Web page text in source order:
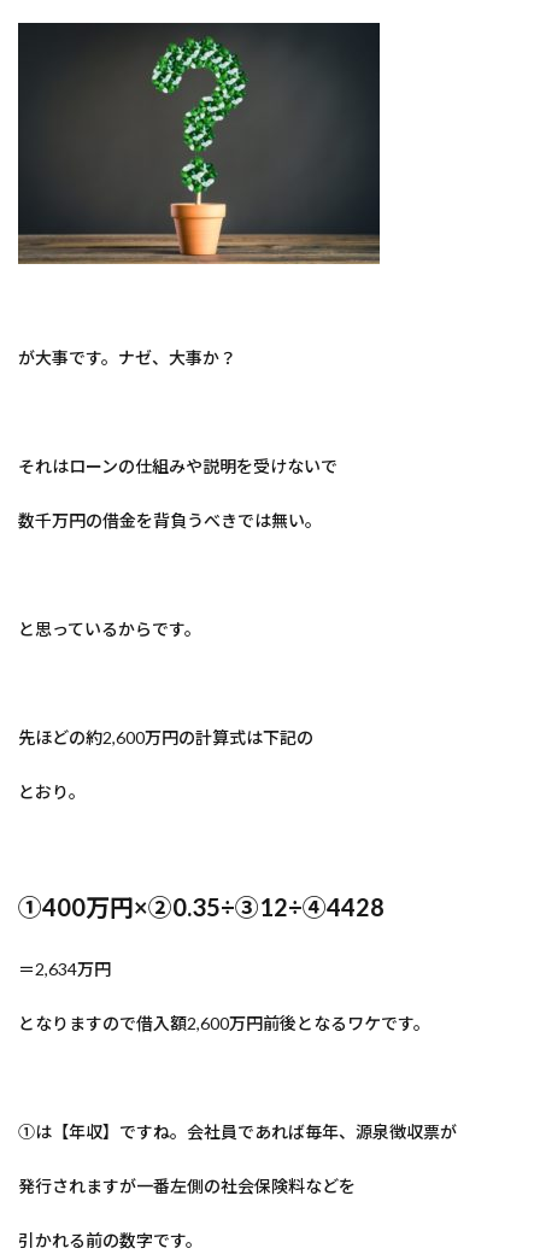
が大事です。ナゼ、大事か？
それはローンの仕組みや説明を受けないで
数千万円の借金を背負うべきでは無い。
と思っているからです。
先ほどの約2,600万円の計算式は下記の
とおり。
①400万円×②0.35÷③12÷④4428
＝2,634万円
となりますので借入額2,600万円前後となるワケです。
①は【年収】ですね。会社員であれば毎年、源泉徴収票が
発行されますが一番左側の社会保険料などを
引かれる前の数字です。